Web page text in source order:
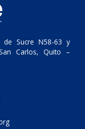
de Sucre N58-63 y
Carlos, Quito –